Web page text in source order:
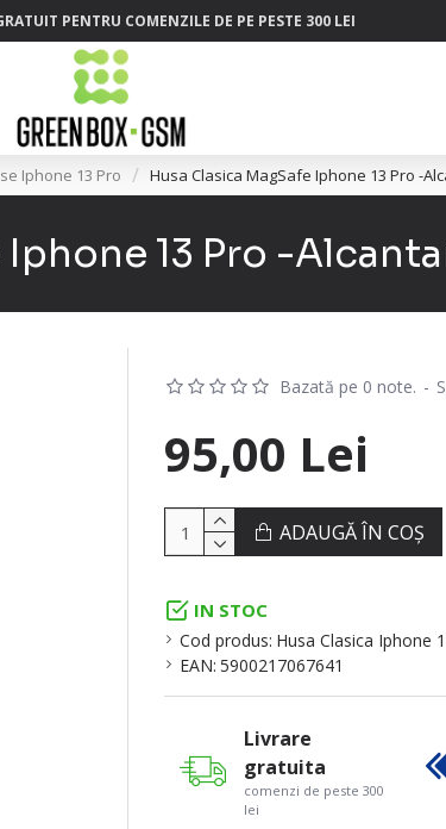
PENTRU COMENZILE DE PE PESTE 300 LEI
Iphone 13 Pro Husa Clasica MagSafe Iphone 13 Pro -
Iphone 13 Pro -
IN STOC
Cod produs: Husa Clasica Iphone
EAN: 5900217067641
Bazată pe 0 note. -
95,00 Lei
ADAUGĂ ÎN COŞ
Livrare
gratuita
comenzi de peste 300
lei